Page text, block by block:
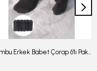
Bambu Erkek Babet Çorap 6'lı Paket -J-08